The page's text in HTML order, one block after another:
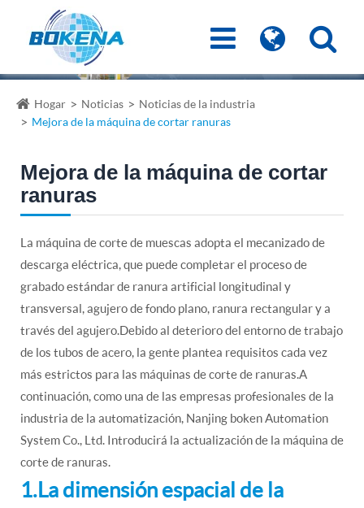
Hogar Noticias
Noticias de la industria
Mejora de la máquina de cortar ranuras
Mejora de la máquina de cortar
ranuras
La máquina de corte de muescas adopta el mecanizado de
descarga eléctrica, que puede completar el proceso de
grabado estándar de ranura artificial longitudinal y
transversal, agujero de fondo plano, ranura rectangular y a
través del agujero.Debido al deterioro del entorno de trabajo
de los tubos de acero, la gente plantea requisitos cada vez
más estrictos para las máquinas de corte de ranuras.A
continuación, como una de las empresas profesionales de la
industria de la automatización, Nanjing boken Automation
System Co., Ltd. Introducirá la actualización de la máquina de
corte de ranuras.
1.La dimensión espacial de la